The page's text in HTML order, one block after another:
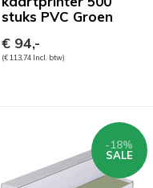
stuks PVC Groen
€ 94,-
(€ 113,74 Incl. btw)
-18%
SALE